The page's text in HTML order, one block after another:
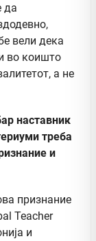
да
вели дека
во коишто
а не
наставник
треба
и
признание
Teacher
и